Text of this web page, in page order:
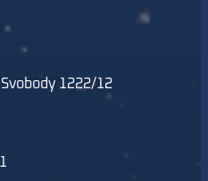
1222/12